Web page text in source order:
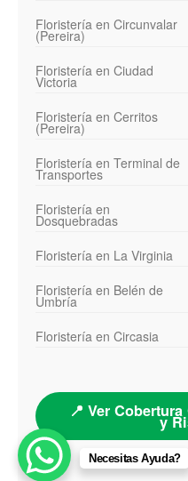
Floristería en Circunvalar
(Pereira)
Floristería en Ciudad
Victoria
Floristería en Cerritos
(Pereira)
Floristería en Terminal de
Transportes
Floristería en
Dosquebradas
Floristería en La Virginia
Floristería en Belén de
Umbría
Floristería en Circasia
📍 Ver
y
Necesitas Ayuda?